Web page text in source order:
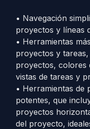
• Navegación
proyectos y líneas
• Herramientas
proyectos y
proyectos, colores
vistas de tareas y
• Herramientas de
potentes, que
proyectos
del proyecto,